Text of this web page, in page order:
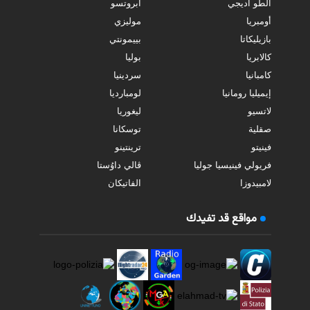
ألطو أديجي
أبروتسو
أومبريا
موليزي
بازيليكاتا
بييمونتي
كالابريا
بوليا
كامبانيا
سردينيا
إيميليا رومانيا
لومبارديا
لاتسيو
ليغوريا
صقلية
توسكانا
فينيتو
ترينتينو
فريولي فينيسيا جوليا
ڤالي داوُستا
لامبيدوزا
الفاتيكان
مواقع قد تفيدك